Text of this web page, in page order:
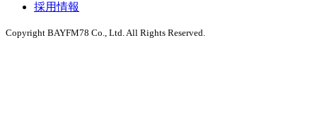
採用情報
Copyright BAYFM78 Co., Ltd. All Rights Reserved.